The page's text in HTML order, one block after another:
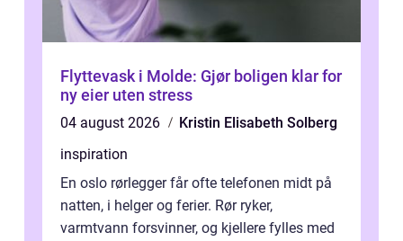
Flyttevask i Molde: Gjør boligen klar for
ny eier uten stress
04 august 2026
Kristin Elisabeth Solberg
inspiration
En oslo rørlegger får ofte telefonen midt på
natten, i helger og ferier. Rør ryker,
varmtvann forsvinner, og kjellere fylles med